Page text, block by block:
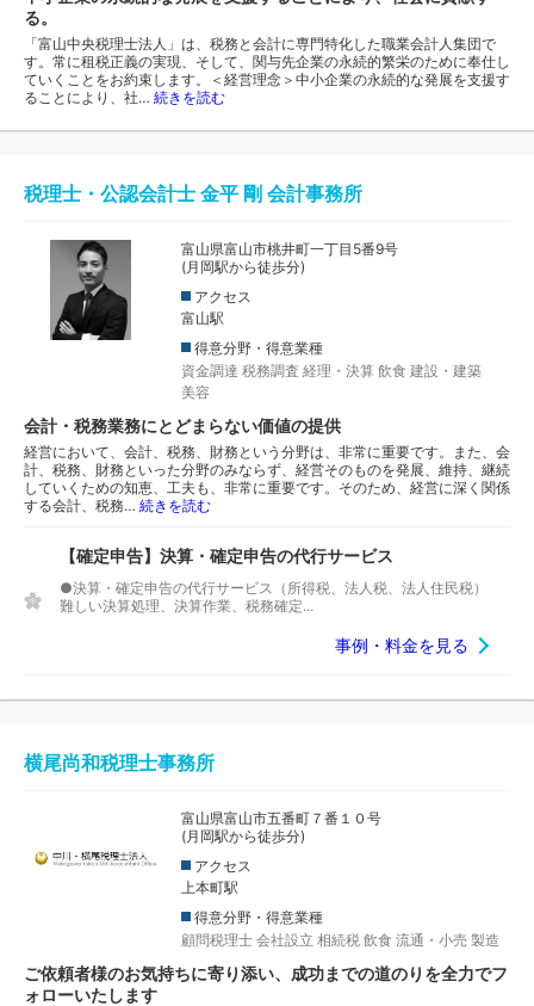
る。
「富山中央税理士法人」は、税務と会計に専門特化した職業会計人集団で
す。常に租税正義の実現、そして、関与先企業の永続的繁栄のために奉仕し
ていくことをお約束します。＜経営理念＞中小企業の永続的な発展を支援す
ることにより、社… 続きを読む
税理士・公認会計士 金平 剛 会計事務所
富山県富山市桃井町一丁目5番9号
(月岡駅から徒歩分)
アクセス
富山駅
得意分野・得意業種
資金調達 税務調査 経理・決算 飲食 建設・建築
美容
会計・税務業務にとどまらない価値の提供
経営において、会計、税務、財務という分野は、非常に重要です。また、会
計、税務、財務といった分野のみならず、経営そのものを発展、維持、継続
していくための知恵、工夫も、非常に重要です。そのため、経営に深く関係
する会計、税務… 続きを読む
【確定申告】決算・確定申告の代行サービス
●決算・確定申告の代行サービス（所得税、法人税、法人住民税）
難しい決算処理、決算作業、税務確定...
事例・料金を見る
横尾尚和税理士事務所
富山県富山市五番町７番１０号
(月岡駅から徒歩分)
アクセス
上本町駅
得意分野・得意業種
顧問税理士 会社設立 相続税 飲食 流通・小売 製造
ご依頼者様のお気持ちに寄り添い、成功までの道のりを全力でフ
ォローいたします